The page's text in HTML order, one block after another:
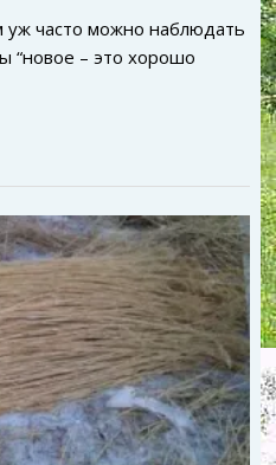
уж часто можно наблюдать
“новое – это хорошо